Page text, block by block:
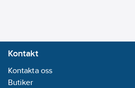
Ean
artikelnr:
Ersätter
Kontakt
Kontakta oss
Butiker